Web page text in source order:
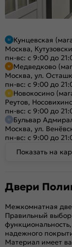
Кунцевская
Москва,
пн-вс: с 9:00 до
Медведково
Москва, ул.
пн-вс: с 9:00 до
Новокосино
Реутов,
пн-вс: с 9:00 до
Бульвар
Москва, ул.
пн-вс: с 9:00 до
Показать на
Двери
Межкомнатная
Правильный
надежного
Материал имеет